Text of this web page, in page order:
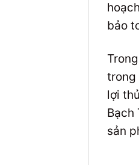
bảo
trong
lợi
Bạch
sản